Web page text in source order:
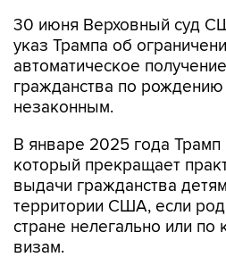
30 июня Верховный суд
указ Трампа об
автоматическое
гражданства по рождению
незаконным.
В январе 2025 года Трамп
который прекращает
выдачи гражданства
территории США, если
стране нелегально или по
визам.